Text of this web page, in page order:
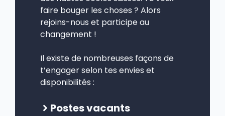
faire bouger les choses ? Alors
rejoins-nous et participe au
changement !
Il existe de nombreuses façons de
t’engager selon tes envies et
disponibilités :
Postes vacants